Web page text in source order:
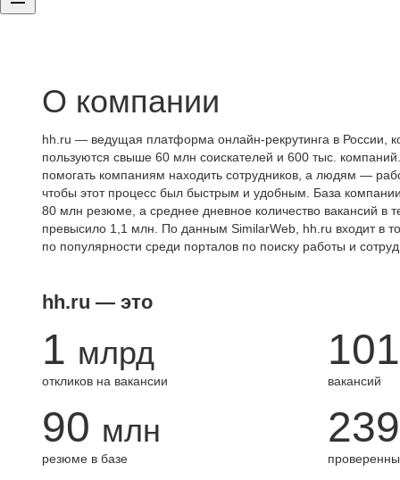
О компании
hh.ru — ведущая платформа онлайн-рекрутинга в России,
пользуются свыше 60 млн соискателей и 600 тыс.
помогать компаниям находить сотрудников, а людям —
чтобы этот процесс был быстрым и удобным. База
80 млн резюме, а среднее дневное количество вакансий в
превысило 1,1 млн. По данным SimilarWeb, hh.ru входит в
по популярности среди порталов по поиску работы и
hh.ru — это
1 млрд
откликов на вакансии вакансий
90 млн
резюме в базе